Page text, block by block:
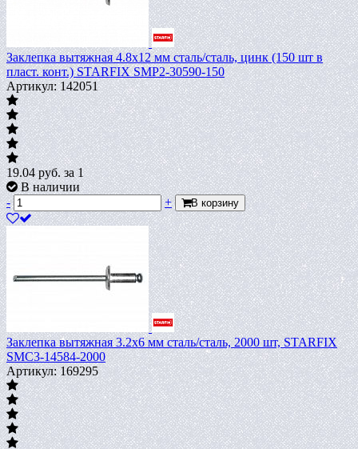
Заклепка вытяжная 4.8х12 мм сталь/сталь, цинк (150 шт в
пласт. конт.) STARFIX SMP2-30590-150
Артикул: 142051
19.04руб.за 1
В наличии
-
+ В корзину
Заклепка вытяжная 3.2х6 мм сталь/сталь, 2000 шт, STARFIX
SMC3-14584-2000
Артикул: 169295